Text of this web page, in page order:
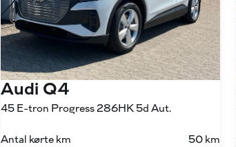
Audi Q4
45 E-tron Progress 286HK 5d Aut.
Antal kørte km
50 km